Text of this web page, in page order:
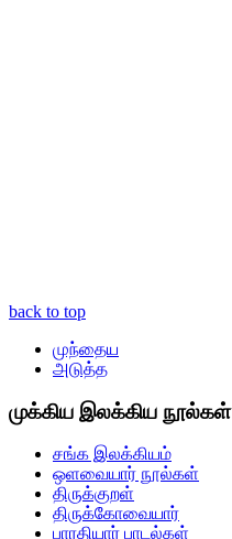
back to top
முந்தைய
அடுத்த
முக்கிய இலக்கிய நூல்கள்
சங்க இலக்கியம்
ஒளவையார் நூல்கள்
திருக்குறள்
திருக்கோவையார்
பாரதியார் பாடல்கள்